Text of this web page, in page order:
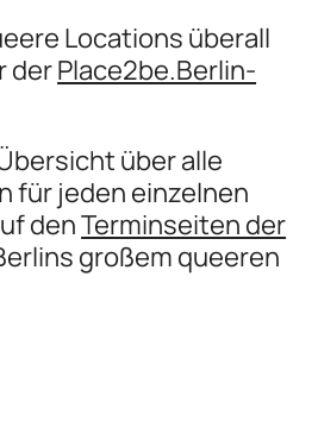
Locations überall
derPlace2be.Berlin-
über alle
für jeden einzelnen
denTerminseiten der
großem queeren